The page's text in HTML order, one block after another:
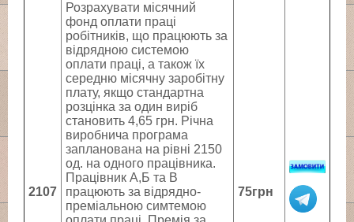
2107
Розрахувати місячний
фонд оплати праці
робітників, що працюють за
відрядною системою
оплати праці, а також їх
середню місячну заробітну
плату, якщо стандартна
розцінка за один виріб
становить 4,65 грн. Річна
виробнича програма
запланована на рівні 2150
од. на одного працівника.
Працівник А,Б та В
працюють за відрядно-
преміальною симтемою
75грн